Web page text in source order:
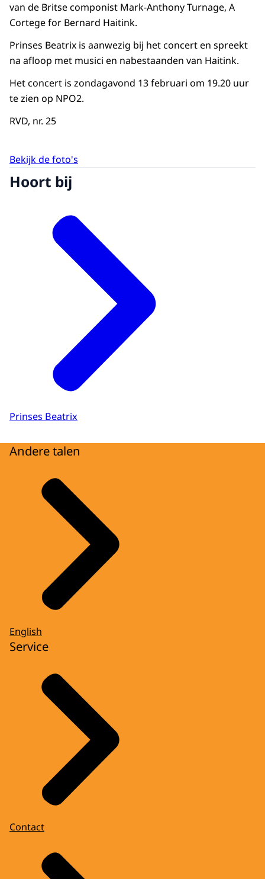
van de Britse componist Mark-Anthony Turnage, A
Cortege for Bernard Haitink.
Prinses Beatrix is aanwezig bij het concert en spreekt
na afloop met musici en nabestaanden van Haitink.
Het concert is zondagavond 13 februari om 19.20 uur
te zien op NPO2.
RVD, nr. 25
Bekijk de foto's
Hoort bij
Prinses Beatrix
Andere talen
English
Service
Contact